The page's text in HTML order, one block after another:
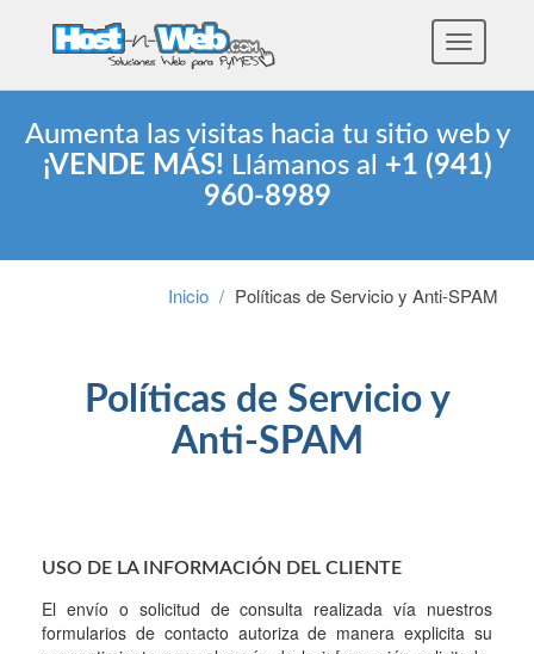
Toggle
navigation
Aumenta las visitas hacia tu sitio web y
¡VENDE MÁS! Llámanos al +1 (941)
960-8989
Inicio Políticas de Servicio y Anti-SPAM
Políticas de Servicio y
Anti-SPAM
USO DE LA INFORMACIÓN DEL CLIENTE
El envío o solicitud de consulta realizada vía nuestros
formularios de contacto autoriza de manera explicita su